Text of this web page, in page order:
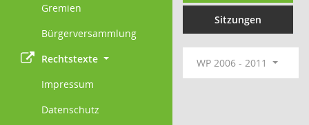
Gremien
Bürgerversammlung
Rechtstexte
Impressum
Datenschutz
Sitzungen
WP 2006 - 2011